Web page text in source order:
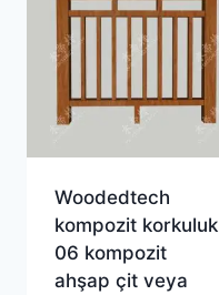
Woodedtech
kompozit korkuluk
06 kompozit
ahşap çit veya